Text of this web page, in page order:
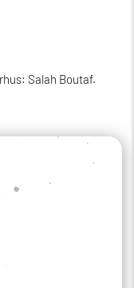
Salah Boutaf.